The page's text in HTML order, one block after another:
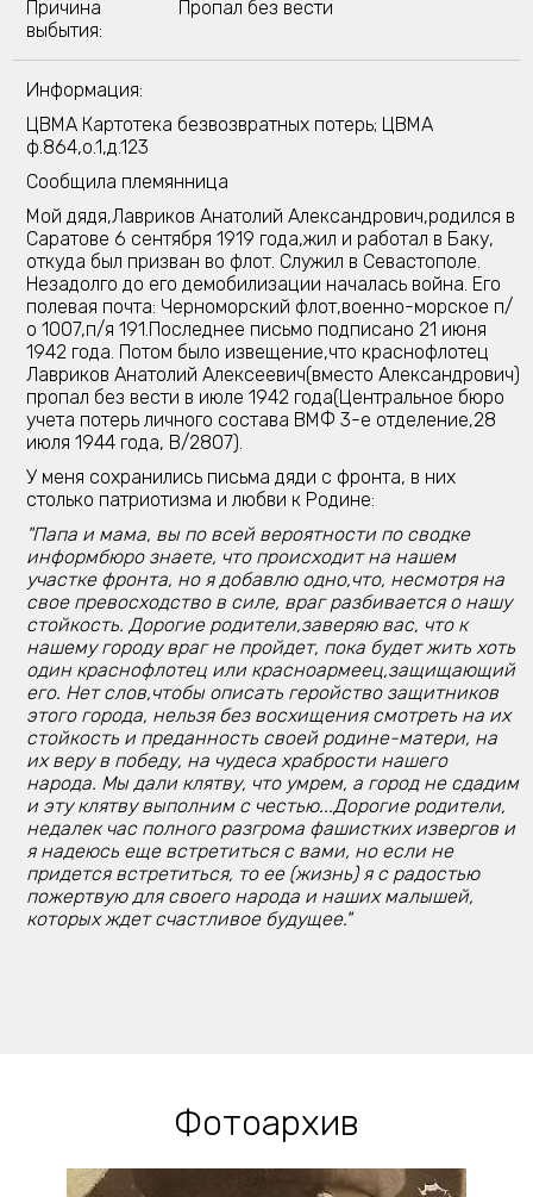
Причина
выбытия:
Пропал без вести
Информация:
ЦВМА Картотека безвозвратных потерь; ЦВМА
ф.864,о.1,д.123
Сообщила племянница
Мой дядя,Лавриков Анатолий Александрович,родился в
Саратове 6 сентября 1919 года,жил и работал в Баку,
откуда был призван во флот. Служил в Севастополе.
Незадолго до его демобилизации началась война. Его
полевая почта: Черноморский флот,военно-морское п/
о 1007,п/я 191.Последнее письмо подписано 21 июня
1942 года. Потом было извещение,что краснофлотец
Лавриков Анатолий Алексеевич(вместо Александрович)
пропал без вести в июле 1942 года(Центральное бюро
учета потерь личного состава ВМФ 3-е отделение,28
июля 1944 года, В/2807).
У меня сохранились письма дяди с фронта, в них
столько патриотизма и любви к Родине:
"Папа и мама, вы по всей вероятности по сводке
информбюро знаете, что происходит на нашем
участке фронта, но я добавлю одно,что, несмотря на
свое превосходство в силе, враг разбивается о нашу
стойкость. Дорогие родители,заверяю вас, что к
нашему городу враг не пройдет, пока будет жить хоть
один краснофлотец или красноармеец,защищающий
его. Нет слов,чтобы описать геройство защитников
этого города, нельзя без восхищения смотреть на их
стойкость и преданность своей родине-матери, на
их веру в победу, на чудеса храбрости нашего
народа. Мы дали клятву, что умрем, а город не сдадим
и эту клятву выполним с честью...Дорогие родители,
недалек час полного разгрома фашистких извергов и
я надеюсь еще встретиться с вами, но если не
придется встретиться, то ее (жизнь) я с радостью
пожертвую для своего народа и наших малышей,
которых ждет счастливое будущее."
Фотоархив